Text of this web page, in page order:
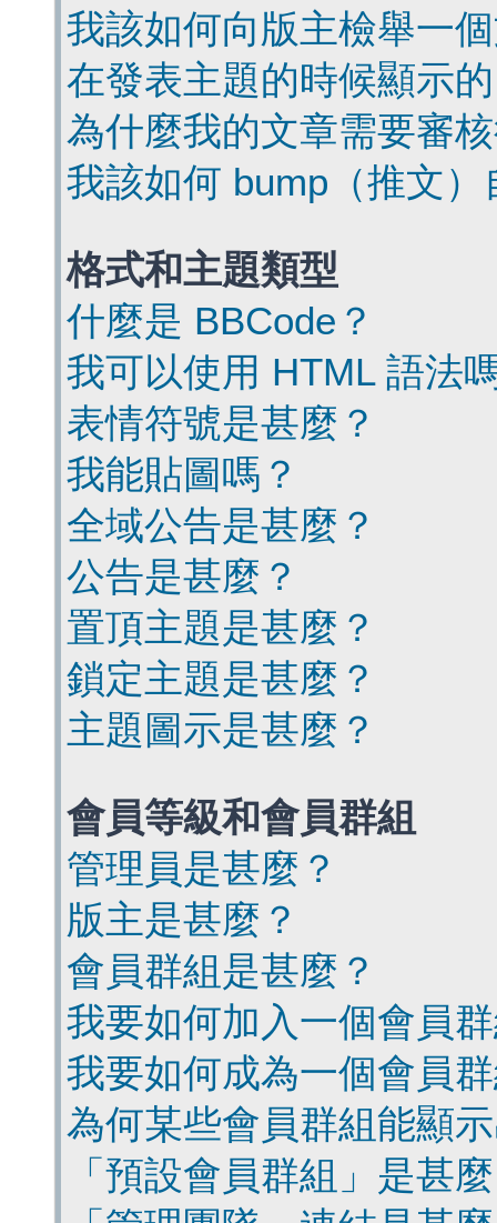
我該如何向版主檢舉一
在發表主題的時候顯示
為什麼我的文章需要審
我該如何 bump（推文
格式和主題類型
什麼是 BBCode？
我可以使用 HTML 語法
表情符號是甚麼？
我能貼圖嗎？
全域公告是甚麼？
公告是甚麼？
置頂主題是甚麼？
鎖定主題是甚麼？
主題圖示是甚麼？
會員等級和會員群組
管理員是甚麼？
版主是甚麼？
會員群組是甚麼？
我要如何加入一個會員
我要如何成為一個會員
為何某些會員群組能顯
「預設會員群組」是甚